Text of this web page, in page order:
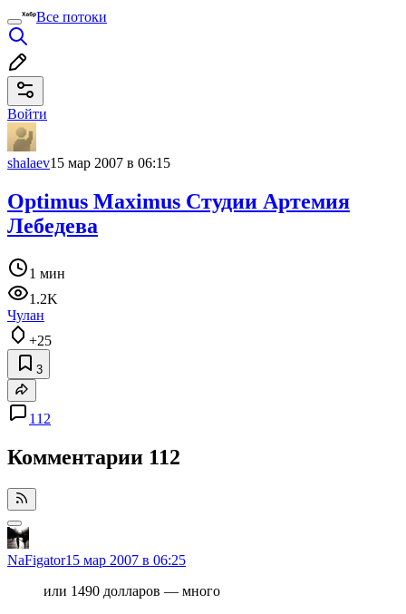
Все потоки
Войти
shalaev15 мар 2007 в 06:15
Optimus Maximus Студии Артемия
Лебедева
1 мин
1.2K
Чулан
+25
3
112
Комментарии 112
NaFigator15 мар 2007 в 06:25
или 1490 долларов — много